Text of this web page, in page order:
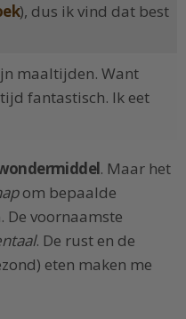
), dus ik vind dat best
maaltijden. Want
fantastisch. Ik eet
. Maar het
om bepaalde
De voornaamste
. De rust en de
eten maken me